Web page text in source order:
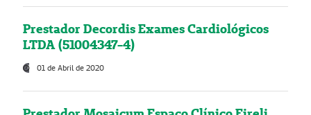
Prestador Decordis Exames Cardiológicos
LTDA (51004347-4)
01 de Abril de 2020